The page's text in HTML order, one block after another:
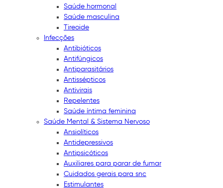
Saúde hormonal
Saúde masculina
Tireoide
Infecções
Antibióticos
Antifúngicos
Antiparasitários
Antissépticos
Antivirais
Repelentes
Saúde íntima feminina
Saúde Mental & Sistema Nervoso
Ansiolíticos
Antidepressivos
Antipsicóticos
Auxiliares para parar de fumar
Cuidados gerais para snc
Estimulantes